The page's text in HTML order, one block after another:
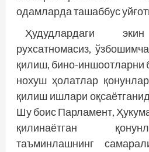
одамларда ташаббус
Ҳудудлардаги
рухсатномасиз,
қилиш, бино-иншоотларни
нохуш ҳолатлар
қилиш ишлари
Шу боис Парламент,
қилинаётган
таъминлашнинг